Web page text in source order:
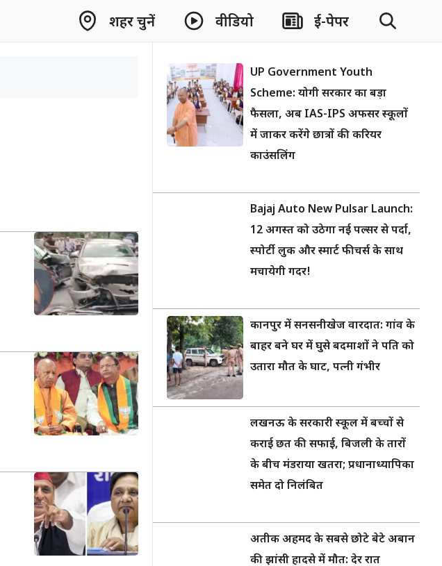
शहर चुनें वीडियो ई-पेपर
UP Government Youth
Scheme: योगी सरकार का बड़ा
फैसला, अब IAS-IPS अफसर स्कूलों
में जाकर करेंगे छात्रों की करियर
काउंसलिंग
Bajaj Auto New Pulsar Launch:
12 अगस्त को उठेगा नई पल्सर से पर्दा,
स्पोर्टी लुक और स्मार्ट फीचर्स के साथ
मचायेगी गदर!
कानपुर में सनसनीखेज वारदात: गांव के
बाहर बने घर में घुसे बदमाशों ने पति को
उतारा मौत के घाट, पत्नी गंभीर
लखनऊ के सरकारी स्कूल में बच्चों से
कराई छत की सफाई, बिजली के तारों
के बीच मंडराया खतरा; प्रधानाध्यापिका
समेत दो निलंबित
अतीक अहमद के सबसे छोटे बेटे अबान
की झांसी हादसे में मौत: देर रात